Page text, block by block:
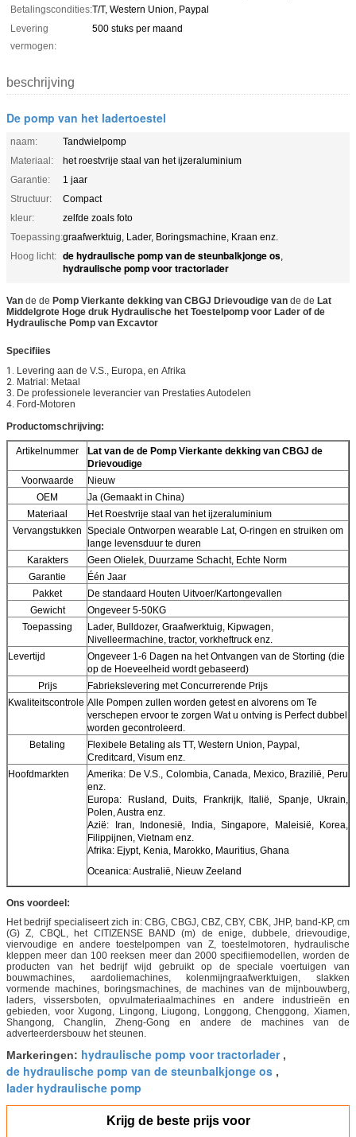
Betalingscondities:T/T, Western Union, Paypal
Levering
vermogen:
500 stuks per maand
beschrijving
De pomp van het ladertoestel
naam:
Tandwielpomp
Materiaal:
het roestvrije staal van het ijzeraluminium
Garantie:
1 jaar
Structuur:
Compact
kleur:
zelfde zoals foto
Toepassing:graafwerktuig, Lader, Boringsmachine, Kraan enz.
Hoog licht: de hydraulische pomp van de steunbalkjonge os,
hydraulische pomp voor tractorlader
Van de de Pomp Vierkante dekking van CBGJ Drievoudige van de de Lat
Middelgrote Hoge druk Hydraulische het Toestelpomp voor Lader of de
Hydraulische Pomp van Excavtor
Specifiies
1. Levering aan de V.S., Europa, en Afrika
2. Matrial: Metaal
3. De professionele leverancier van Prestaties Autodelen
4. Ford-Motoren
Productomschrijving:
Artikelnummer
Lat van de de Pomp Vierkante dekking van CBGJ de
Drievoudige
Voorwaarde
Nieuw
OEM
Ja (Gemaakt in China)
Materiaal
Het Roestvrije staal van het ijzeraluminium
Vervangstukken Speciale Ontworpen wearable Lat, O-ringen en struiken om
lange levensduur te duren
Karakters
Geen Olielek, Duurzame Schacht, Echte Norm
Garantie
Één Jaar
Pakket
De standaard Houten Uitvoer/Kartongevallen
Gewicht
Ongeveer 5-50KG
Toepassing
Lader, Bulldozer, Graafwerktuig, Kipwagen,
Nivelleermachine, tractor, vorkheftruck enz.
Levertijd
Ongeveer 1-6 Dagen na het Ontvangen van de Storting (die
op de Hoeveelheid wordt gebaseerd)
Prijs
Fabriekslevering met Concurrerende Prijs
Kwaliteitscontrole Alle Pompen zullen worden getest en alvorens om Te
verschepen ervoor te zorgen Wat u ontving is Perfect dubbel
worden gecontroleerd.
Betaling
Flexibele Betaling als TT, Western Union, Paypal,
Creditcard, Visum enz.
Hoofdmarkten
Amerika: De V.S., Colombia, Canada, Mexico, Brazilië, Peru
enz.
Europa: Rusland, Duits, Frankrijk, Italië, Spanje, Ukrain,
Polen, Austra enz.
Azië: Iran, Indonesië, India, Singapore, Maleisië, Korea,
Filippijnen, Vietnam enz.
Afrika: Ejypt, Kenia, Marokko, Mauritius, Ghana
Oceanica: Australië, Nieuw Zeeland
Ons voordeel:
Het bedrijf specialiseert zich in: CBG, CBGJ, CBZ, CBY, CBK, JHP, band-KP, cm
(G) Z, CBQL, het CITIZENSE BAND (m) de enige, dubbele, drievoudige,
viervoudige en andere toestelpompen van Z, toestelmotoren, hydraulische
kleppen meer dan 100 reeksen meer dan 2000 specifiiemodellen, worden de
producten van het bedrijf wijd gebruikt op de speciale voertuigen van
bouwmachines, aardoliemachines, kolenmijngraafwerktuigen, slakken
vormende machines, boringsmachines, de machines van de mijnbouwberg,
laders, vissersboten, opvulmateriaalmachines en andere industrieën en
gebieden, voor Xugong, Lingong, Liugong, Longgong, Chenggong, Xiamen,
Shangong, Changlin, Zheng-Gong en andere de machines van de
adverteerdersbouw het steunen.
Markeringen: hydraulische pomp voor tractorlader,
de hydraulische pomp van de steunbalkjonge os ,
lader hydraulische pomp
Krijg de beste prijs voor